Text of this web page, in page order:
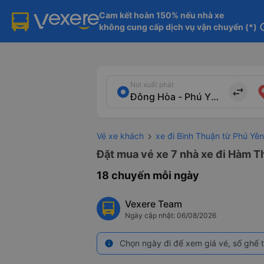
Cam kết hoàn 150% nếu nhà xe
không cung cấp dịch vụ vận chuyển (*)
Nơi xuất phát
import_export
Vé xe khách xe đi Bình Thuận từ Phú Yên
Đặt mua vé xe 7 nhà xe đi Hàm
18 chuyến mỗi ngày
Vexere Team
Ngày cập nhật: 06/08/2026
info Chọn ngày đi để xem giá vé, số